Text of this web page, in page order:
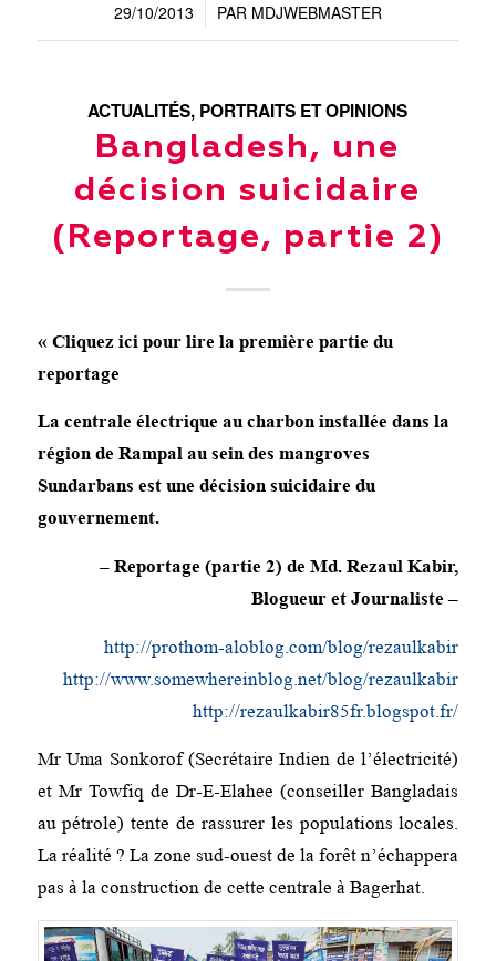
29/10/2013
/ PAR MDJWEBMASTER
ACTUALITÉS, PORTRAITS ET OPINIONS
Bangladesh, une
décision suicidaire
(Reportage, partie 2)
« Cliquez ici pour lire la première partie du
reportage
La centrale électrique au charbon installée dans la
région de Rampal au sein des mangroves
Sundarbans est une décision suicidaire du
gouvernement.
– Reportage (partie 2) de Md. Rezaul Kabir,
Blogueur et Journaliste –
http://prothom-aloblog.com/blog/rezaulkabir
http://www.somewhereinblog.net/blog/rezaulkabir
http://rezaulkabir85fr.blogspot.fr/
Mr Uma Sonkorof (Secrétaire Indien de l’électricité)
et Mr Towfiq de Dr-E-Elahee (conseiller Bangladais
au pétrole) tente de rassurer les populations locales.
La réalité ? La zone sud-ouest de la forêt n’échappera
pas à la construction de cette centrale à Bagerhat.